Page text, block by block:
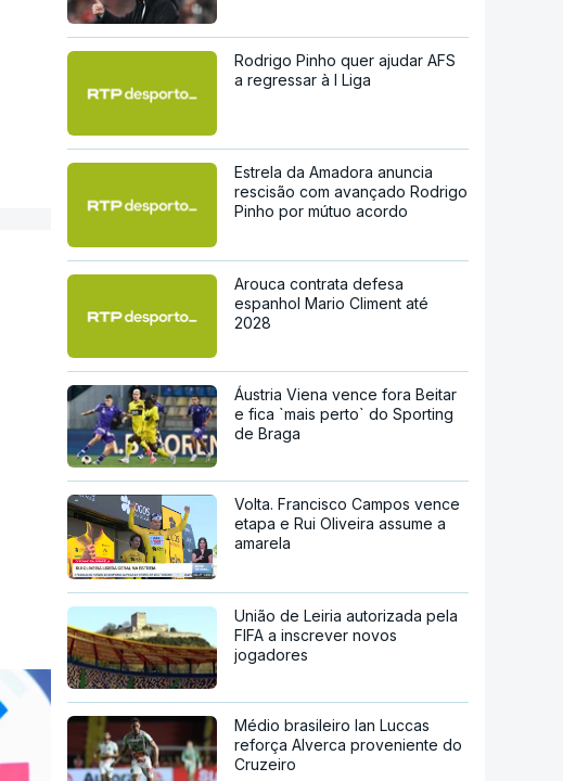
Rodrigo Pinho quer ajudar AFS
a regressar à I Liga
Estrela da Amadora anuncia
rescisão com avançado Rodrigo
Pinho por mútuo acordo
Arouca contrata defesa
espanhol Mario Climent até
2028
Áustria Viena vence fora Beitar
e fica `mais perto` do Sporting
de Braga
Volta. Francisco Campos vence
etapa e Rui Oliveira assume a
amarela
União de Leiria autorizada pela
FIFA a inscrever novos
jogadores
Médio brasileiro Ian Luccas
reforça Alverca proveniente do
Cruzeiro